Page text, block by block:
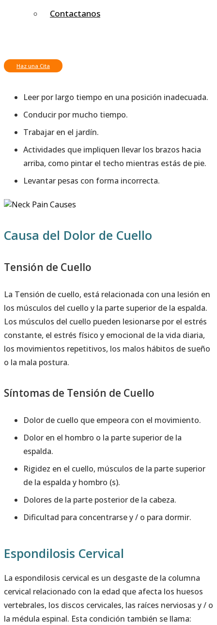
Contactanos
Haz una Cita
Dormir en una posición incorrecta o con la
pesada.
Leer por largo tiempo en una posición inadecuada.
Conducir por mucho tiempo.
Trabajar en el jardín.
Actividades que impliquen llevar los brazos hacia
arriba, como pintar el techo mientras estás de pie.
Levantar pesas con forma incorrecta.
Causa del Dolor de Cuello
Tensión de Cuello
La Tensión de cuello, está relacionada con una lesión en
los músculos del cuello y la parte superior de la espalda.
Los músculos del cuello pueden lesionarse por el estrés
constante, el estrés físico y emocional de la vida diaria,
los movimientos repetitivos, los malos hábitos de sueño
o la mala postura.
Síntomas de Tensión de Cuello
Dolor de cuello que empeora con el movimiento.
Dolor en el hombro o la parte superior de la
espalda.
Rigidez en el cuello, músculos de la parte superior
de la espalda y hombro (s).
Dolores de la parte posterior de la cabeza.
Dificultad para concentrarse y / o para dormir.
Espondilosis Cervical
La espondilosis cervical es un desgaste de la columna
cervical relacionado con la edad que afecta los huesos
vertebrales, los discos cervicales, las raíces nerviosas y / o
la médula espinal. Esta condición también se llama: